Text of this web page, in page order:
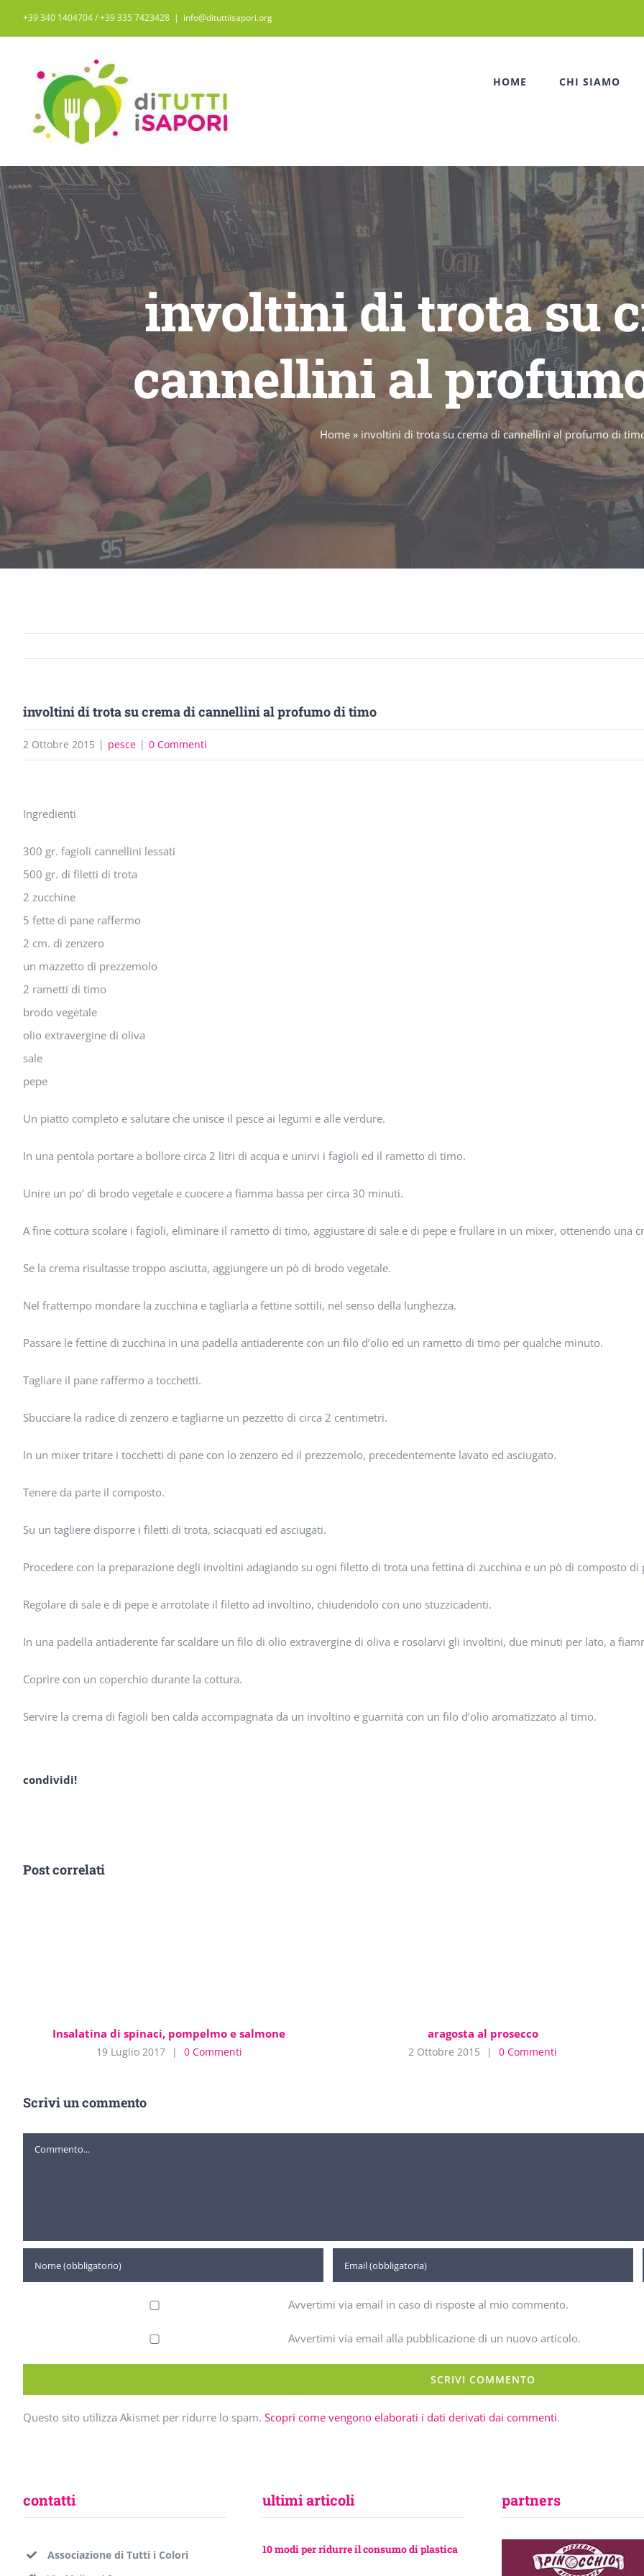
al
+39 340 1404704 / ‭+39 335 7423428‬ | info@dituttiisapori.org
HOME CHI SIAMO
involtini di trota su
cannellini al
Home» involtini di trota su crema di cannellini al profumo di
involtini di trota su crema di cannellini al profumo di timo
2 Ottobre 2015 | pesce | 0 Commenti
immagine
Ingredienti
300 gr. fagioli cannellini lessati
500 gr. di filetti di trota
2 zucchine
5 fette di pane raffermo
2 cm. di zenzero
un mazzetto di prezzemolo
2 rametti di timo
brodo vegetale
olio extravergine di oliva
sale
pepe
Un piatto completo e salutare che unisce il pesce ai legumi e alle verdure.
In una pentola portare a bollore circa 2 litri di acqua e unirvi i fagioli ed il rametto di timo.
Unire un po’ di brodo vegetale e cuocere a fiamma bassa per circa 30 minuti.
A fine cottura scolare i fagioli, eliminare il rametto di timo, aggiustare di sale e di pepe e frullare in un mixer, ottenendo una
Se la crema risultasse troppo asciutta, aggiungere un pò di brodo vegetale.
Nel frattempo mondare la zucchina e tagliarla a fettine sottili, nel senso della lunghezza.
Passare le fettine di zucchina in una padella antiaderente con un filo d’olio ed un rametto di timo per qualche minuto.
Tagliare il pane raffermo a tocchetti.
Sbucciare la radice di zenzero e tagliarne un pezzetto di circa 2 centimetri.
In un mixer tritare i tocchetti di pane con lo zenzero ed il prezzemolo, precedentemente lavato ed asciugato.
Tenere da parte il composto.
Su un tagliere disporre i filetti di trota, sciacquati ed asciugati.
Procedere con la preparazione degli involtini adagiando su ogni filetto di trota una fettina di zucchina e un pò di composto di
Regolare di sale e di pepe e arrotolate il filetto ad involtino, chiudendolo con uno stuzzicadenti.
In una padella antiaderente far scaldare un filo di olio extravergine di oliva e rosolarvi gli involtini, due minuti per lato, a
Coprire con un coperchio durante la cottura.
Servire la crema di fagioli ben calda accompagnata da un involtino e guarnita con un filo d’olio aromatizzato al timo.
condividi!
Post correlati
Insalatina di spinaci, pompelmo e salmone
19 Luglio 2017 | 0 Commenti
aragosta al prosecco
2 Ottobre 2015 | 0 Commenti
Scrivi un commento
Commento
Avvertimi via email in caso di risposte al mio commento.
Avvertimi via email alla pubblicazione di un nuovo articolo.
Questo sito utilizza Akismet per ridurre lo spam. Scopri come vengono elaborati i dati derivati dai commenti.
contatti
Associazione di Tutti i Colori
ultimi articoli
10 modi per ridurre il consumo di plastica
partners